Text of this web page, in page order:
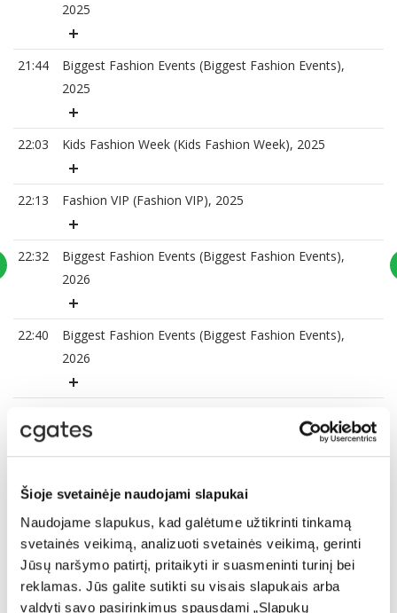
Šioje svetainėje naudojami slapukai
Naudojame slapukus, kad galėtume užtikrinti tinkamą
svetainės veikimą, analizuoti svetainės veikimą, gerinti
Jūsų naršymo patirtį, pritaikyti ir suasmeninti turinį bei
reklamas. Jūs galite sutikti su visais slapukais arba
valdyti savo pasirinkimus spausdami „Slapukų
2025
21:44
Biggest Fashion Events (Biggest Fashion Events),
2025
22:03 Kids Fashion Week (Kids Fashion Week), 2025
22:13 Fashion VIP (Fashion VIP), 2025
22:32
Biggest Fashion Events (Biggest Fashion Events),
2026
22:40
Biggest Fashion Events (Biggest Fashion Events),
2026
2024
23:34
Biggest Fashion Events (Biggest Fashion Events),
2025